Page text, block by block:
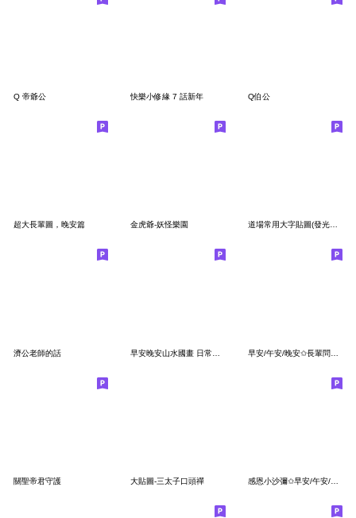
Q 帝爺公 快樂小修緣 7 話新年 Q伯公
超大長輩圖，晚安篇 金虎爺-妖怪樂園 道場常用大字貼圖(發光版) Part.1
濟公老師的話
關聖帝君守護 大貼圖-三太子口頭禪 感恩小沙彌✩早安/午安/晚安實用大貼圖3✩